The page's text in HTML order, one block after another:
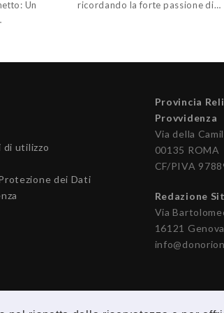
Un
ricordando la forte passione di…
di utilizzo
dei Dati
Provincia
Provvidenza
Via della
00135 ROMA
CF/PIVA
Redazione
Via
16121 Genova